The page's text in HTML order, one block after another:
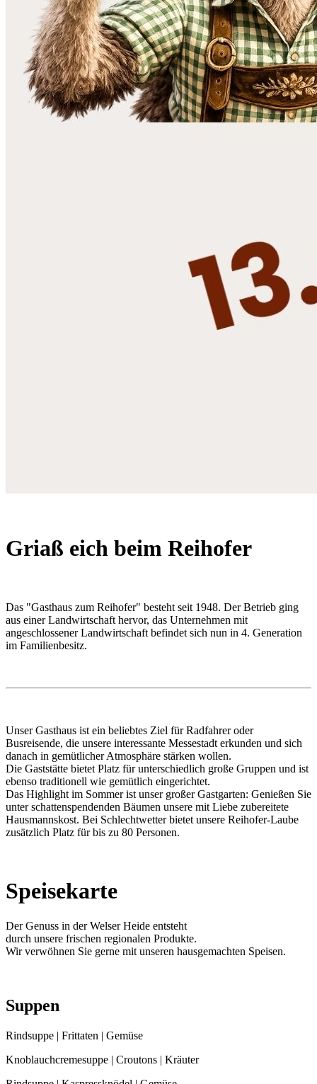
Griaß eich beim Reihofer
Das "Gasthaus zum Reihofer" besteht seit 1948. Der Betrieb ging
aus einer Landwirtschaft hervor, das Unternehmen mit
angeschlossener Landwirtschaft befindet sich nun in 4. Generation
im Familienbesitz.
Unser Gasthaus ist ein beliebtes Ziel für Radfahrer oder
Busreisende, die unsere interessante Messestadt erkunden und sich
danach in gemütlicher Atmosphäre stärken wollen.
Die Gaststätte bietet Platz für unterschiedlich große Gruppen und ist
ebenso traditionell wie gemütlich eingerichtet.
Das Highlight im Sommer ist unser großer Gastgarten: Genießen Sie
unter schattenspendenden Bäumen unsere mit Liebe zubereitete
Hausmannskost. Bei Schlechtwetter bietet unsere Reihofer-Laube
zusätzlich Platz für bis zu 80 Personen.
Speisekarte
Der Genuss in der Welser Heide entsteht
durch unsere frischen regionalen Produkte.
Wir verwöhnen Sie gerne mit unseren hausgemachten Speisen.
Suppen
Rindsuppe | Frittaten | Gemüse
Knoblauchcremesuppe | Croutons | Kräuter